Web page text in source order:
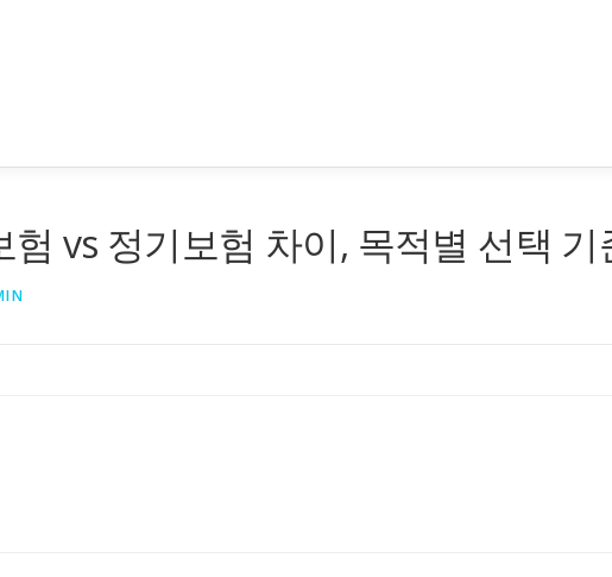
vs 정기보험 차이, 목적별 선택 기